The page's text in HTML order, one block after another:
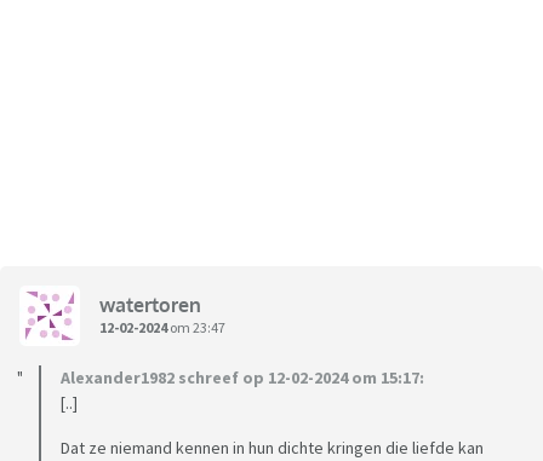
watertoren
12-02-2024om 23:47
Alexander1982 schreef op 12-02-2024 om 15:17:
[..]
Dat ze niemand kennen in hun dichte kringen die liefde kan